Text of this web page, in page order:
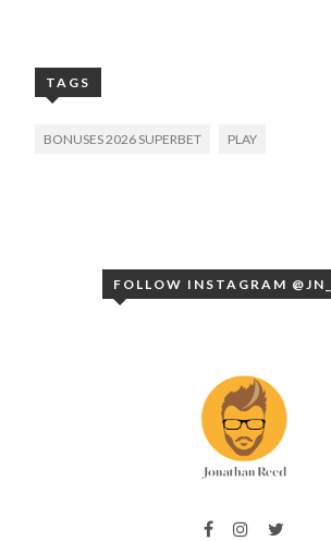
TAGS
BONUSES 2026 SUPERBET PLAY
FOLLOW INSTAGRAM